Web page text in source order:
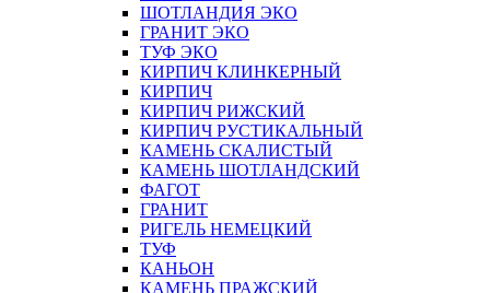
ШОТЛАНДИЯ ЭКО
ГРАНИТ ЭКО
ТУФ ЭКО
КИРПИЧ КЛИНКЕРНЫЙ
КИРПИЧ
КИРПИЧ РИЖСКИЙ
КИРПИЧ РУСТИКАЛЬНЫЙ
КАМЕНЬ СКАЛИСТЫЙ
КАМЕНЬ ШОТЛАНДСКИЙ
ФАГОТ
ГРАНИТ
РИГЕЛЬ НЕМЕЦКИЙ
ТУФ
КАНЬОН
КАМЕНЬ ПРАЖСКИЙ